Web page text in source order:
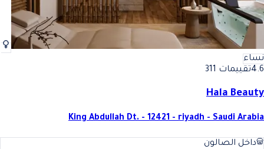
نساء
4.6تقييمات 311
Hala Beauty
King Abdullah Dt. - 12421 - riyadh - Saudi Arabia
داخل الصالون